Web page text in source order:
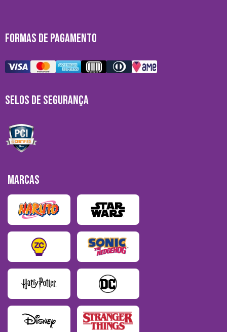
FORMAS DE PAGAMENTO
SELOS DE SEGURANÇA
MARCAS